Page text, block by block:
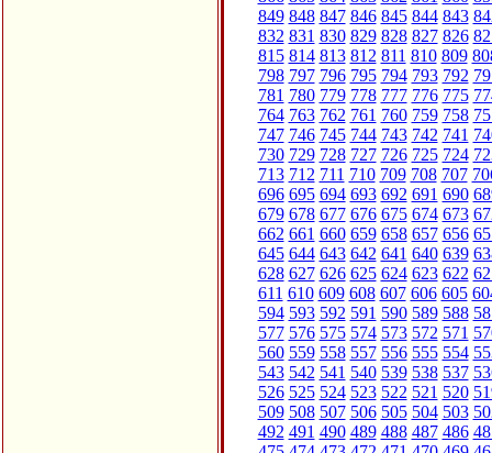
849 848 847 846 845 844 843
832 831 830 829 828 827 826
815 814 813 812 811 810 809
798 797 796 795 794 793 792
781 780 779 778 777 776 775
764 763 762 761 760 759 758
747 746 745 744 743 742 741
730 729 728 727 726 725 724
713 712 711 710 709 708 707
696 695 694 693 692 691 690
679 678 677 676 675 674 673
662 661 660 659 658 657 656
645 644 643 642 641 640 639
628 627 626 625 624 623 622
611 610 609 608 607 606 605
594 593 592 591 590 589 588
577 576 575 574 573 572 571
560 559 558 557 556 555 554
543 542 541 540 539 538 537
526 525 524 523 522 521 520
509 508 507 506 505 504 503
492 491 490 489 488 487 486